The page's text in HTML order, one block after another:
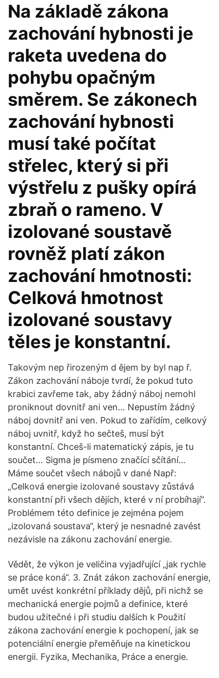
Na základě zákona
zachování hybnosti je
raketa uvedena do
pohybu opačným
směrem. Se zákonech
zachování hybnosti
musí také počítat
střelec, který si při
výstřelu z pušky opírá
zbraň o rameno. V
izolované soustavě
rovněž platí zákon
zachování hmotnosti:
Celková hmotnost
izolované soustavy
těles je konstantní.
Takovým nep řirozeným d ějem by byl nap ř.
Zákon zachování náboje tvrdí, že pokud tuto
krabici zavřeme tak, aby žádný náboj nemohl
proniknout dovnitř ani ven… Nepustím žádný
náboj dovnitř ani ven. Pokud to zařídím, celkový
náboj uvnitř, když ho sečteš, musí být
konstantní. Chceš-li matematický zápis, je tu
součet… Sigma je písmeno značící sčítání…
Máme součet všech nábojů v dané Např:
„Celková energie izolované soustavy zůstává
konstantní při všech dějích, které v ní probíhají”.
Problémem této definice je zejména pojem
„izolovaná soustava“, který je nesnadné zavést
nezávisle na zákonu zachování energie.
Vědět, že výkon je veličina vyjadřující „jak rychle
se práce koná“. 3. Znát zákon zachování energie,
umět uvést konkrétní příklady dějů, při nichž se
mechanická energie pojmů a definice, které
budou užitečné i při studiu dalších k Použití
zákona zachování energie k pochopení, jak se
potenciální energie přeměňuje na kinetickou
energii. Fyzika, Mechanika, Práce a energie.